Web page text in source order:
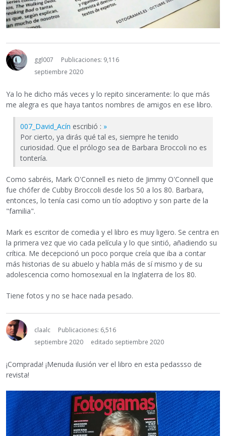
ggl007
Publicaciones: 9,116
septiembre 2020
Ya lo he dicho más veces y lo repito sinceramente: lo que más
me alegra es que haya tantos nombres de amigos en ese libro.
007_David_Acín escribió : »
Por cierto, ya dirás qué tal es, siempre he tenido
curiosidad. Que el prólogo sea de Barbara Broccoli no es
tontería.
Como sabréis, Mark O'Connell es nieto de Jimmy O'Connell que
fue chófer de Cubby Broccoli desde los 50 a los 80. Barbara,
entonces, lo tenía casi como un tío adoptivo y son parte de la
"familia".
Mark es escritor de comedia y el libro es muy ligero. Se centra en
la primera vez que vio cada película y lo que sintió, añadiendo su
crítica. Me decepcionó un poco porque creía que iba a contar
más historias de su abuelo y habla más de sí mismo y de su
adolescencia como homosexual en la Inglaterra de los 80.
Tiene fotos y no se hace nada pesado.
claalc
Publicaciones: 6,516
septiembre 2020
editado septiembre 2020
¡Comprada! ¡Menuda ilusión ver el libro en esta pedassso de
revista!